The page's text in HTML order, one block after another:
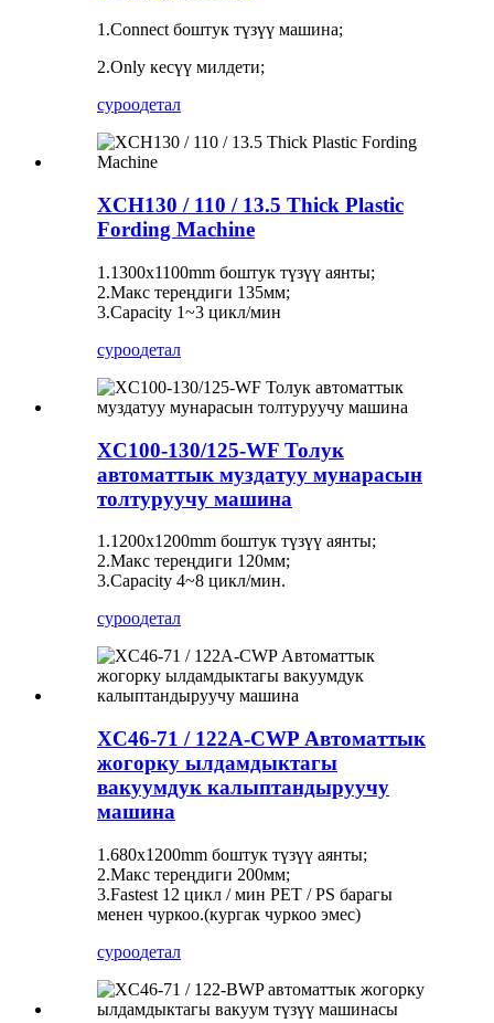
1.Connect боштук түзүү машина;
2.Only кесүү милдети;
суроодетал
XCH130 / 110 / 13.5 Thick Plastic
Fording Machine
1.1300x1100mm боштук түзүү аянты;
2.Макс тереңдиги 135мм;
3.Capacity 1~3 цикл/мин
суроодетал
XC100-130/125-WF Толук
автоматтык муздатуу мунарасын
толтуруучу машина
1.1200x1200mm боштук түзүү аянты;
2.Макс тереңдиги 120мм;
3.Capacity 4~8 цикл/мин.
суроодетал
XC46-71 / 122A-CWP Автоматтык
жогорку ылдамдыктагы
вакуумдук калыптандыруучу
машина
1.680x1200mm боштук түзүү аянты;
2.Макс тереңдиги 200мм;
3.Fastest 12 цикл / мин PET / PS барагы
менен чуркоо.(кургак чуркоо эмес)
суроодетал